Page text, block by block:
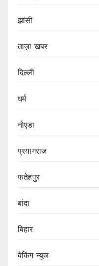
झांसी
ताज़ा खबर
दिल्ली
धर्म
नोएडा
प्रयागराज
फतेहपुर
बांदा
बिहार
बेकिंग न्यूज